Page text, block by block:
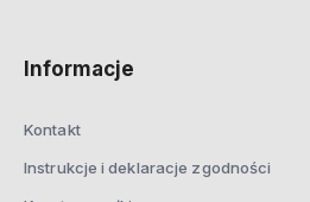
Informacje
Kontakt
Instrukcje i deklaracje zgodności